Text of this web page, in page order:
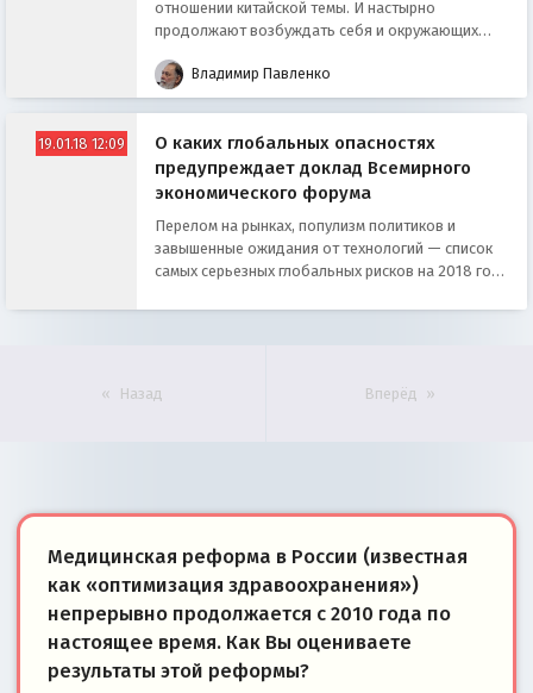
отношении китайской темы. И настырно
продолжают возбуждать себя и окружающих
Владимир Павленко
19.01.18 12:09
О каких глобальных опасностях
предупреждает доклад Всемирного
экономического форума
Перелом на рынках, популизм политиков и
завышенные ожидания от технологий — список
самых серьезных глобальных рисков на 2018 год
Назад Вперёд
Медицинская реформа в России (известная
как «оптимизация здравоохранения»)
непрерывно продолжается с 2010 года по
настоящее время. Как Вы оцениваете
результаты этой реформы?